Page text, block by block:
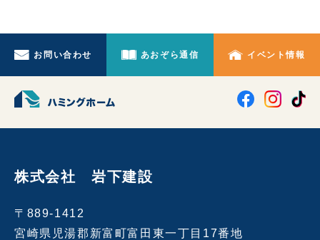
お問い合わせ あおぞら通信 イベント情報
株式会社 岩下建設
〒889-1412
宮崎県児湯郡新富町富田東一丁目17番地